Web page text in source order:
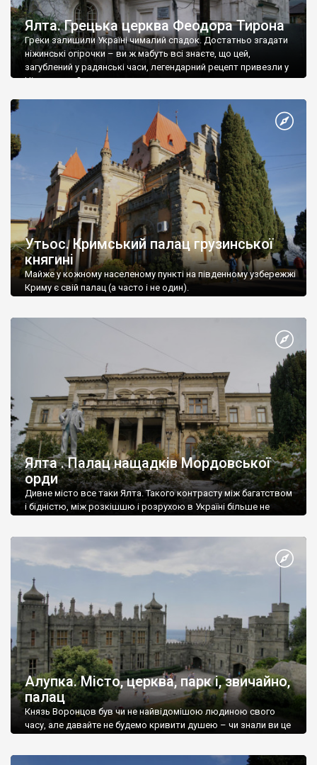
Ялта. Грецька церква Феодора Тирона
Греки залишили Україні чималий спадок. Достатньо згадати
ніжинські огірочки – ви ж мабуть всі знаєте, що цей,
загублений у радянські часи, легендарний рецепт привезли у
Ніжин греки?
Утьос. Кримський палац грузинської
княгині
Майже у кожному населеному пункті на південному узбережжі
Криму є свій палац (а часто і не один).
Ялта . Палац нащадків Мордовської
орди
Дивне місто все таки Ялта. Такого контрасту між багатством
і бідністю, між розкішшю і розрухою в Україні більше не
Алупка. Місто, церква, парк і, звичайно,
палац
Князь Воронцов був чи не найвідомішою людиною свого
часу, але давайте не будемо кривити душею – чи знали ви це